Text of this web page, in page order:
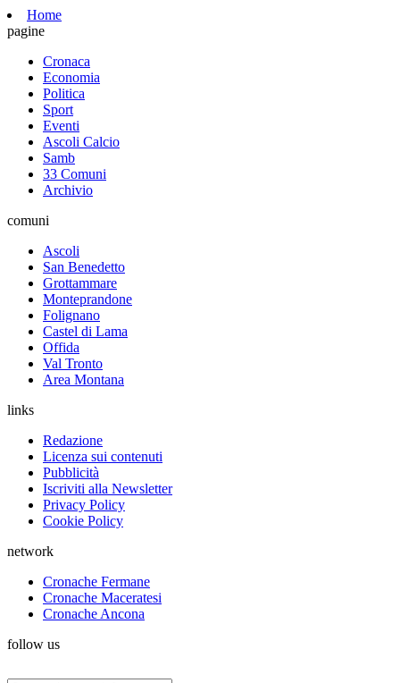
Home
pagine
Cronaca
Economia
Politica
Sport
Eventi
Ascoli Calcio
Samb
33 Comuni
Archivio
comuni
Ascoli
San Benedetto
Grottammare
Monteprandone
Folignano
Castel di Lama
Offida
Val Tronto
Area Montana
links
Redazione
Licenza sui contenuti
Pubblicità
Iscriviti alla Newsletter
Privacy Policy
Cookie Policy
network
Cronache Fermane
Cronache Maceratesi
Cronache Ancona
follow us